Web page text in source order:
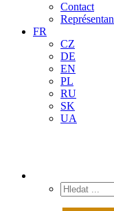
Contact
FR
CZ
DE
EN
PL
RU
SK
UA